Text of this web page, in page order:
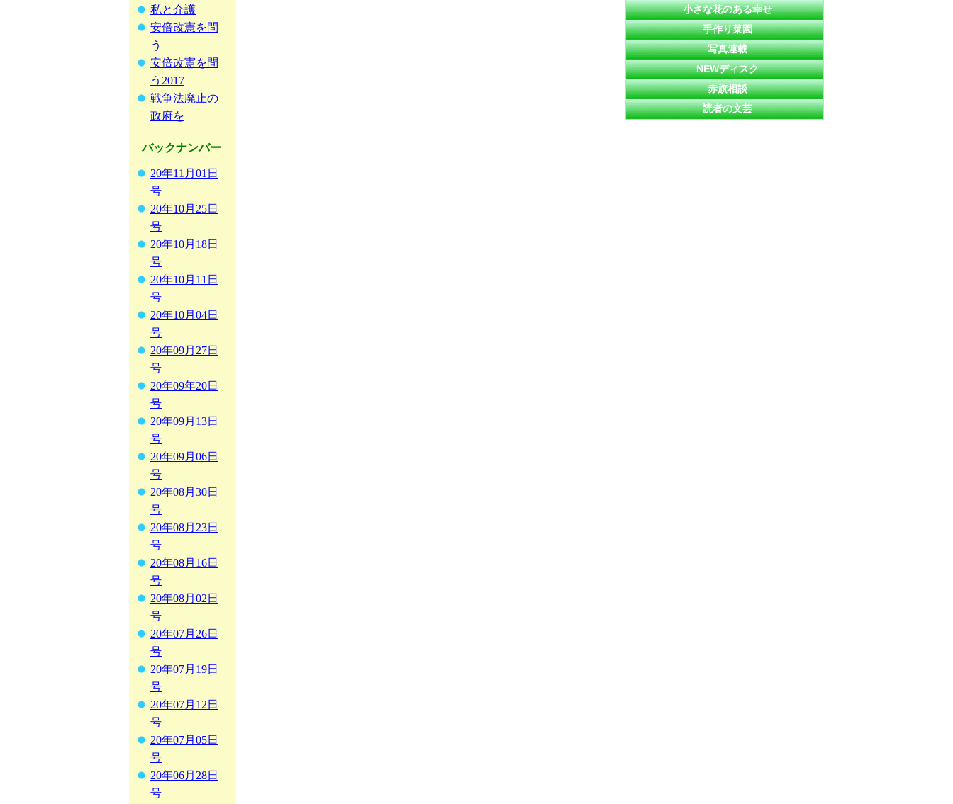
私と介護
安倍改憲を問
う
安倍改憲を問
う2017
戦争法廃止の
政府を
バックナンバー
20年11月01日
号
20年10月25日
号
20年10月18日
号
20年10月11日
号
20年10月04日
号
20年09月27日
号
20年09年20日
号
20年09月13日
号
20年09月06日
号
20年08月30日
号
20年08月23日
号
20年08月16日
号
20年08月02日
号
20年07月26日
号
20年07月19日
号
20年07月12日
号
20年07月05日
号
20年06月28日
号
小さな花のある幸せ
手作り菜園
写真連載
NEWディスク
赤旗相談
読者の文芸